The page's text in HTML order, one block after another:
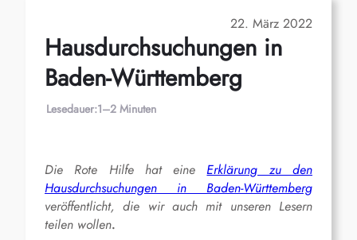
22. März 2022
Hausdurchsuchungen in
Baden-Württemberg
Lesedauer:1–2 Minuten
Die Rote Hilfe hat eineErklärung zu den
Hausdurchsuchungen in Baden-Württemberg
veröffentlicht, die wir auch mit unseren Lesern
teilen wollen.